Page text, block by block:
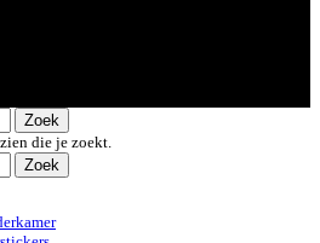
Zoek
die je zoekt.
Zoek